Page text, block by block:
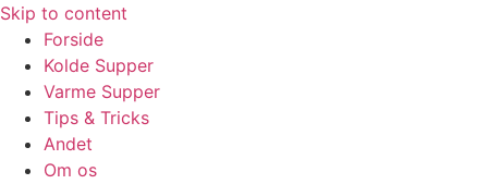
Skip to content
Forside
Kolde Supper
Varme Supper
Tips & Tricks
Andet
Om os